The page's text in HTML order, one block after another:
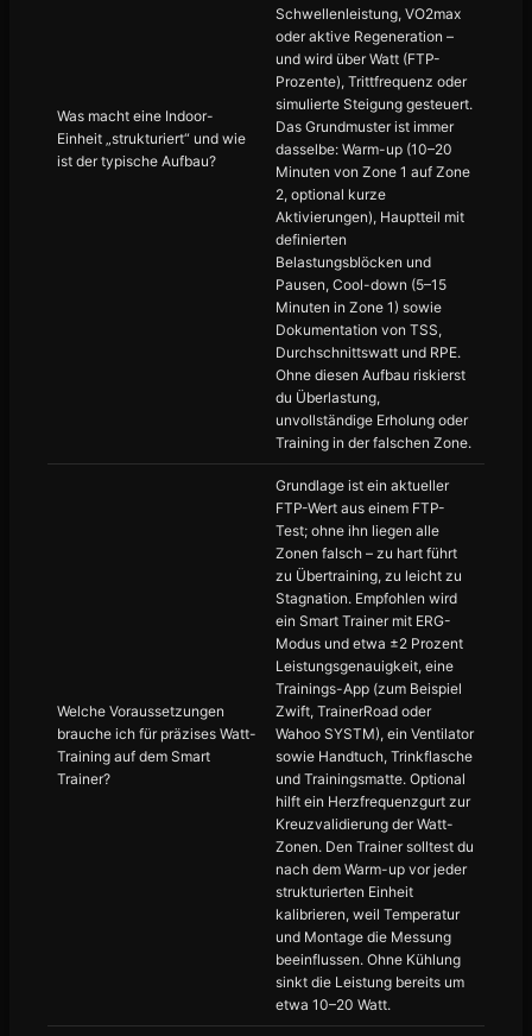
Was macht eine Indoor-
Einheit „strukturiert“ und wie
ist der typische Aufbau?
Schwellenleistung, VO2max
oder aktive Regeneration –
und wird über Watt (FTP-
Prozente), Trittfrequenz oder
simulierte Steigung gesteuert.
Das Grundmuster ist immer
dasselbe: Warm-up (10–20
Minuten von Zone 1 auf Zone
2, optional kurze
Aktivierungen), Hauptteil mit
definierten
Belastungsblöcken und
Pausen, Cool-down (5–15
Minuten in Zone 1) sowie
Dokumentation von TSS,
Durchschnittswatt und RPE.
Ohne diesen Aufbau riskierst
du Überlastung,
unvollständige Erholung oder
Training in der falschen Zone.
Welche Voraussetzungen
brauche ich für präzises Watt-
Training auf dem Smart
Trainer?
Grundlage ist ein aktueller
FTP-Wert aus einem FTP-
Test; ohne ihn liegen alle
Zonen falsch – zu hart führt
zu Übertraining, zu leicht zu
Stagnation. Empfohlen wird
ein Smart Trainer mit ERG-
Modus und etwa ±2 Prozent
Leistungsgenauigkeit, eine
Trainings-App (zum Beispiel
Zwift, TrainerRoad oder
Wahoo SYSTM), ein Ventilator
sowie Handtuch, Trinkflasche
und Trainingsmatte. Optional
hilft ein Herzfrequenzgurt zur
Kreuzvalidierung der Watt-
Zonen. Den Trainer solltest du
nach dem Warm-up vor jeder
strukturierten Einheit
kalibrieren, weil Temperatur
und Montage die Messung
beeinflussen. Ohne Kühlung
sinkt die Leistung bereits um
etwa 10–20 Watt.